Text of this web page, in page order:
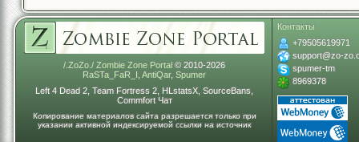
/.ZoZo./ Zombie Zone Portal © 2010-2026
RaSTa_FaR_I AntiQar, Spumer
Left 4 Dead 2, Team Fortress 2, HLstatsX, SourceBans,
Commfort Чат
Копирование материалов сайта разрешается только при
указании активной индексируемой ссылки на источник
Контакты
+79505619971
support@zo-
spumer-tm
8969378